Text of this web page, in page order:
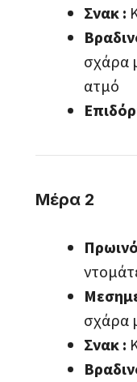
Σνακ :
σχάρα
ατμό
Μέρα 2
σχάρα
Σνακ :